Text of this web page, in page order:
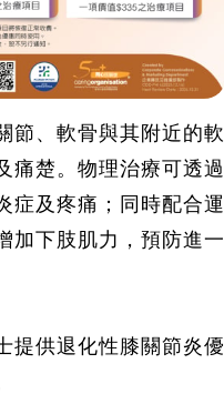
節、軟骨與其附近的
痛楚。物理治療可透
症及疼痛；同時配合
加下肢肌力，預防進
提供退化性膝關節炎